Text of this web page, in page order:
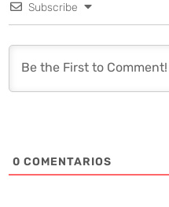
Subscribe
0 COMENTARIOS